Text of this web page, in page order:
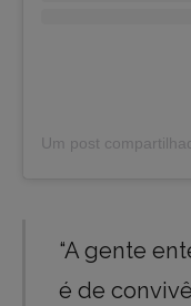
“A gente
é de